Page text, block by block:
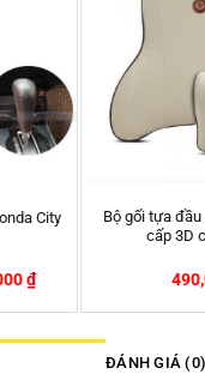
tô Da cao
₫
Thảm lót
khuôn
4,100,000
ĐÁNH GIÁ (0)